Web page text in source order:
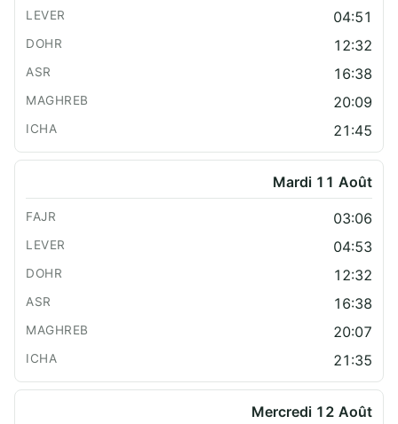
04:51
12:32
16:38
20:09
21:45
Mardi 11 Août
03:06
04:53
12:32
16:38
20:07
21:35
Mercredi 12 Août